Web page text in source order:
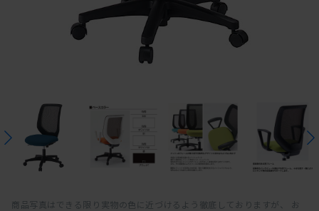
商品写真はできる限り実物の色に近づけるよう徹底しておりますが、 お